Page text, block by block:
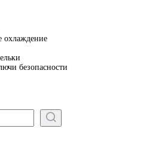
охлаждение
безопасности